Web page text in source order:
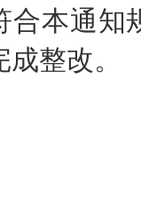
合本通知
成整改。